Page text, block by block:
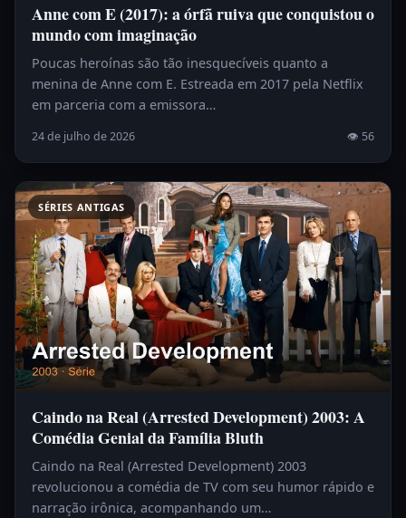
Anne com E (2017): a órfã ruiva que conquistou o
mundo com imaginação
Poucas heroínas são tão inesquecíveis quanto a
menina de Anne com E. Estreada em 2017 pela Netflix
em parceria com a emissora…
24 de julho de 2026 👁 56
SÉRIES ANTIGAS
Caindo na Real (Arrested Development) 2003: A
Comédia Genial da Família Bluth
Caindo na Real (Arrested Development) 2003
revolucionou a comédia de TV com seu humor rápido e
narração irônica, acompanhando um…